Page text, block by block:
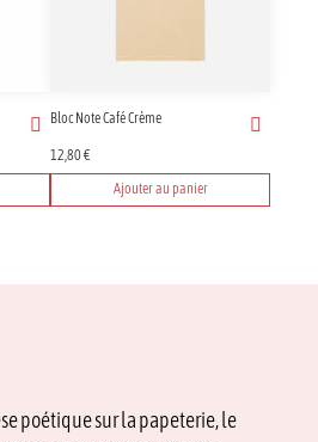
la
page
du
Bloc Note Café Crème
12,80€
Ajouter au panier
poétique sur la papeterie, le